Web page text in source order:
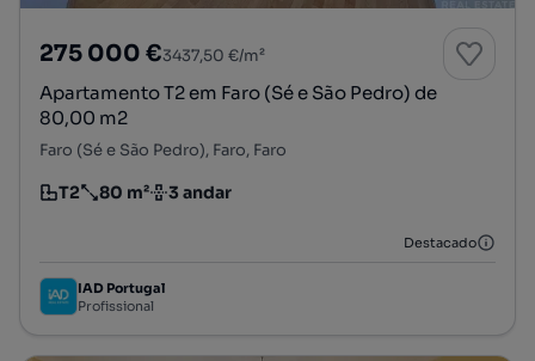
275 000 €3437,50 €/m²
Apartamento T2 em Faro (Sé e São Pedro) de
80,00 m2
Faro (Sé e São Pedro), Faro, Faro
Tipologia
T2
Preço por metro quadrado
80 m²
Andar 3 andar
Destacado
IAD Portugal
Profissional